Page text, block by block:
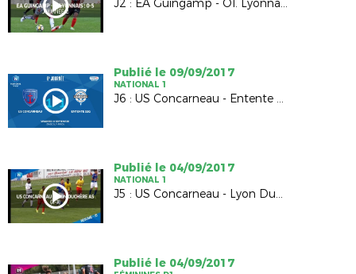
J2 : EA Guingamp - Ol. Lyonnais (0-5)
Publié le 09/09/2017
NATIONAL 1
J6 : US Concarneau - Entente SSG (1-1)
Publié le 04/09/2017
NATIONAL 1
J5 : US Concarneau - Lyon Duchère AS (2-3)
Publié le 04/09/2017